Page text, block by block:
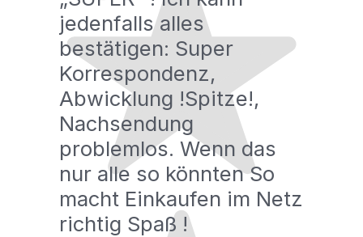
jedenfalls alles
bestätigen: Super
Korrespondenz,
Abwicklung !Spitze!,
Nachsendung
problemlos. Wenn das
nur alle so könnten So
macht Einkaufen im Netz
richtig Spaß !